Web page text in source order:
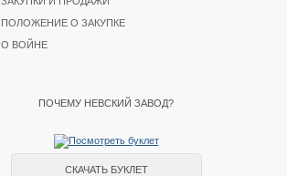
ПОЛОЖЕНИЕ О ЗАКУПКЕ
О ВОЙНЕ
ПОЧЕМУ НЕВСКИЙ ЗАВОД?
СКАЧАТЬ БУКЛЕТ